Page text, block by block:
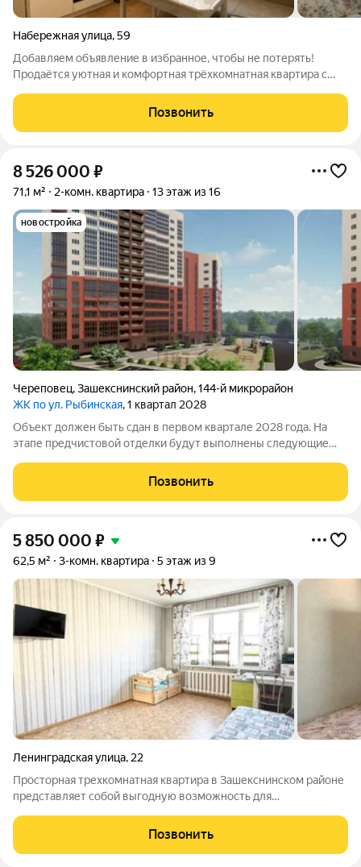
Набережная улица,59
Добавляем объявление в избранное, чтобы не потерять!
Продаётся уютная и комфортная трёхкомнатная квартира с
квартире выполнен свежий ремонт, будущим собственникам
остаётся в подарок часть
Позвонить
8 526 000 ₽
71,1 м² 2-комн. квартира 13 этаж из 16
новостройка
Череповец,Зашекснинский район,144-й микрорайон
ЖК по ул. Рыбинская, 1 квартал 2028
Объект должен быть сдан в первом квартале 2028 года. На
этапе предчистовой отделки будут выполнены следующие
монтажа сантехники, выполнена разводка электричества с
установкой розеток и
Позвонить
5 850 000 ₽
62,5 м² 3-комн. квартира 5 этаж из 9
Ленинградская улица, 22
Просторная трехкомнатная квартира в Зашекснинском районе
представляет собой выгодную возможность для
расположен в динамично развивающейся локации с
полноценной социальной инфраструктурой: в пешей
Позвонить